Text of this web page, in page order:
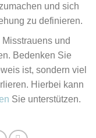
und sich
zu definieren.
und
Bedenken Sie
ist, sondern viel
Hierbei kann
Sie unterstützen.